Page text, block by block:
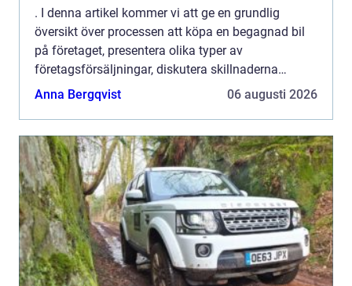
. I denna artikel kommer vi att ge en grundlig
översikt över processen att köpa en begagnad bil
på företaget, presentera olika typer av
företagsförsäljningar, diskutera skillnaderna
mellan olika köpalternativ och ge en historisk
Anna Bergqvist 06 augusti 2026